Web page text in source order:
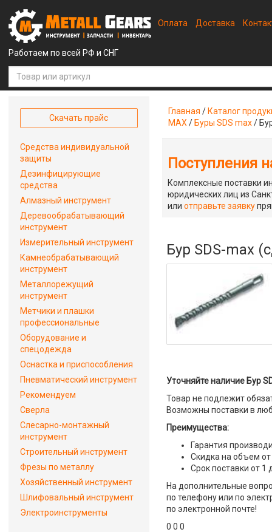
Работаем по всей РФ и СНГ
Оплата Доставка
Главная / Каталог
MAX / Буры SDS max/
Поступления
Комплексные поставки
юридических лиц из
илиотправьте заявку
Бур SDS-max
Уточняйте наличие Бур
Товар не подлежит
Возможны поставки в
Преимущества:
Гарантия
Скидка на объем от
Срок поставки от 1
На дополнительные
по телефону или по
по электронной почте!
0 0 0
Скачать прайс
Средства индивидуальной
защиты
Дезинфицирующие
средства
Алмазный инструмент
Деревообрабатывающий
инструмент
Измерительный инструмент
Камнеобрабатывающий
инструмент
Металлорежущий
инструмент
Метчики и плашки
профессиональные
Оборудование и
спецодежда
Оснастка и приспособления
Пневматический инструмент
Рекомендуем
Сверла
Слесарно-монтажный
инструмент
Строительный инструмент
Фрезы по металлу
Хозяйственный инструмент
Шлифовальный инструмент
Электроинструменты